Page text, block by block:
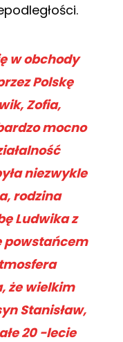
w obchody
Polskę
Zofia,
mocno
niezwykle
rodzina
Ludwika z
powstańcem
że wielkim
Stanisław,
20 -lecie